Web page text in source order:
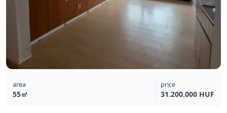
area
55㎡
price
31.200.000 HUF